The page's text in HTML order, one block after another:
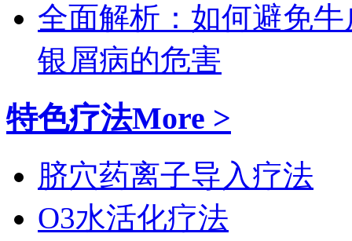
全面解析：如何避免
银屑病的危害
特色疗法More >
脐穴药离子导入疗法
O3水活化疗法